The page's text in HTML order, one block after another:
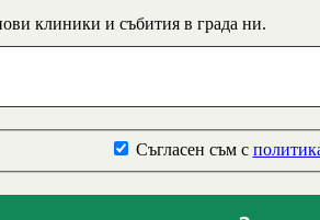
клиники и събития в града ни.
Съгласен съм с